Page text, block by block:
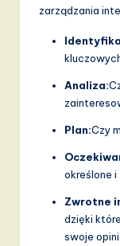
zarządzania
Analiza:
Plan:Czy
określone
Zwrotne
dzięki
swoje